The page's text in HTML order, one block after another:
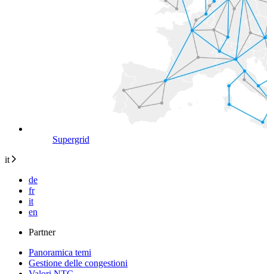
Supergrid
it
de
fr
it
en
Partner
Panoramica temi
Gestione delle congestioni